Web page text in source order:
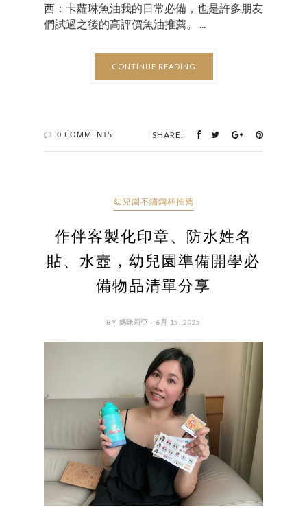
西：卡蘿琳魚油我的日常必備，也是許多朋友
們試過之後的高評價魚油推薦。 ...
CONTINUE READING
0 COMMENTS SHARE:
幼兒園不鏽鋼杯推薦
作伴客製化印章、防水姓名
貼、水壺，幼兒園準備開學必
備物品清單分享
BY 媽咪莉亞 - 6月 15, 2025